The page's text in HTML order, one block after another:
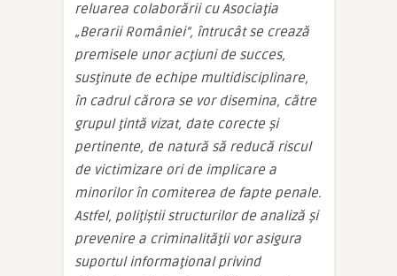
reluarea colaborării cu Asociaţia
„Berarii României”, întrucât se crează
premisele unor acţiuni de succes,
susţinute de echipe multidisciplinare,
în cadrul cărora se vor disemina, către
grupul ţintă vizat, date corecte şi
pertinente, de natură să reducă riscul
de victimizare ori de implicare a
minorilor în comiterea de fapte penale.
Astfel, poliţiştii structurilor de analiză şi
prevenire a criminalităţii vor asigura
suportul informaţional privind